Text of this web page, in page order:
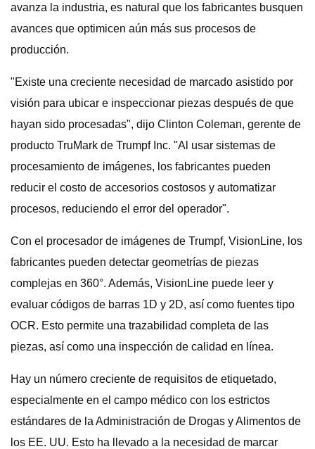
avanza la industria, es natural que los fabricantes busquen
avances que optimicen aún más sus procesos de
producción.
"Existe una creciente necesidad de marcado asistido por
visión para ubicar e inspeccionar piezas después de que
hayan sido procesadas", dijo Clinton Coleman, gerente de
producto TruMark de Trumpf Inc. "Al usar sistemas de
procesamiento de imágenes, los fabricantes pueden
reducir el costo de accesorios costosos y automatizar
procesos, reduciendo el error del operador".
Con el procesador de imágenes de Trumpf, VisionLine, los
fabricantes pueden detectar geometrías de piezas
complejas en 360°. Además, VisionLine puede leer y
evaluar códigos de barras 1D y 2D, así como fuentes tipo
OCR. Esto permite una trazabilidad completa de las
piezas, así como una inspección de calidad en línea.
Hay un número creciente de requisitos de etiquetado,
especialmente en el campo médico con los estrictos
estándares de la Administración de Drogas y Alimentos de
los EE. UU. Esto ha llevado a la necesidad de marcar